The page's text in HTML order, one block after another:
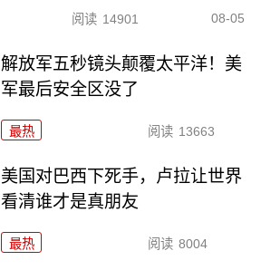
阅读 14901 08-05
解放军五秒镜头颠覆太平洋！美
军最后安全区没了
最热 阅读 13663
美国对巴西下死手，卢拉让世界
看清谁才是真朋友
最热 阅读 8004